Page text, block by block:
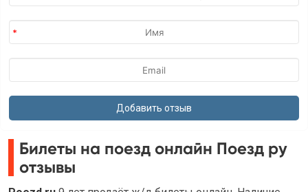
Билеты на поезд онлайн Поезд ру
отзывы